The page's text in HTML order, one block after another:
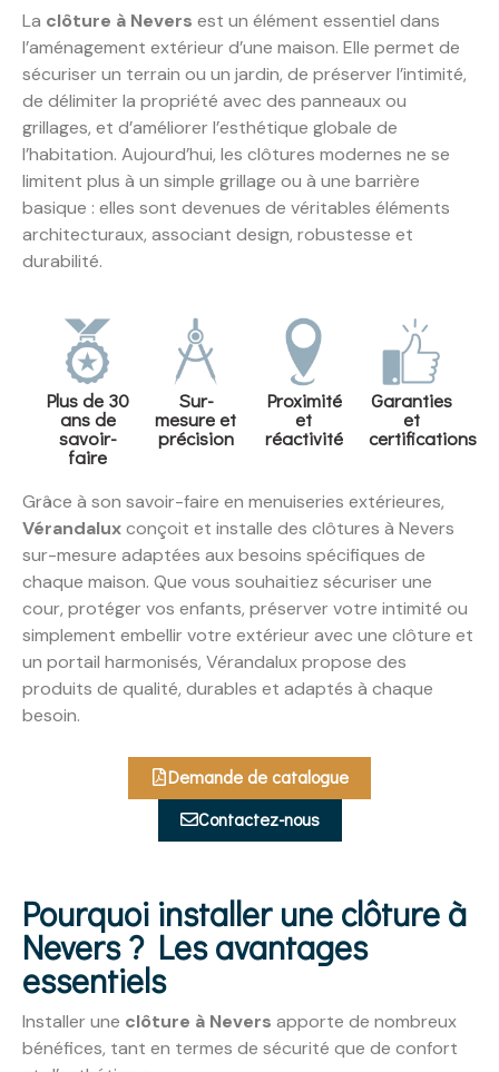
La clôture à Nevers est un élément essentiel dans
l’aménagement extérieur d’une maison. Elle permet de
sécuriser un terrain ou un jardin, de préserver l’intimité,
de délimiter la propriété avec des panneaux ou
grillages, et d’améliorer l’esthétique globale de
l’habitation. Aujourd’hui, les clôtures modernes ne se
limitent plus à un simple grillage ou à une barrière
basique : elles sont devenues de véritables éléments
architecturaux, associant design, robustesse et
durabilité.
Plus de 30
ans de
savoir-
faire
Sur-
mesure et
précision
Proximité
et
réactivité
Garanties
et
certifications
Grâce à son savoir-faire en menuiseries extérieures,
Vérandaluxconçoit et installe des clôtures à Nevers
sur-mesure adaptées aux besoins spécifiques de
chaque maison. Que vous souhaitiez sécuriser une
cour, protéger vos enfants, préserver votre intimité ou
simplement embellir votre extérieur avec une clôture et
un portail harmonisés, Vérandalux propose des
produits de qualité, durables et adaptés à chaque
besoin.
Demande de catalogue
Contactez-nous
Pourquoi installer une clôture à
Nevers ? Les avantages
essentiels
Installer une clôture à Nevers apporte de nombreux
bénéfices, tant en termes de sécurité que de confort